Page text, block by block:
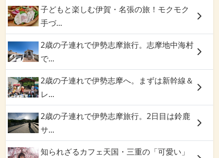
子どもと楽しむ伊賀・名張の旅！モクモク
手づ...
2歳の子連れで伊勢志摩旅行。志摩地中海村
で...
2歳の子連れで伊勢志摩へ。まずは新幹線＆
レ...
2歳の子連れで伊勢志摩旅行。2日目は鈴鹿
サ...
知られざるカフェ天国・三重の「可愛い」